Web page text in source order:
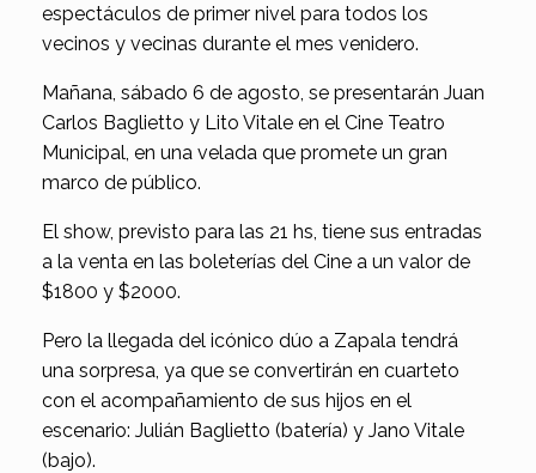
espectáculos de primer nivel para todos los
vecinos y vecinas durante el mes venidero.
Mañana, sábado 6 de agosto, se presentarán Juan
Carlos Baglietto y Lito Vitale en el Cine Teatro
Municipal, en una velada que promete un gran
marco de público.
El show, previsto para las 21 hs, tiene sus entradas
a la venta en las boleterías del Cine a un valor de
$1800 y $2000.
Pero la llegada del icónico dúo a Zapala tendrá
una sorpresa, ya que se convertirán en cuarteto
con el acompañamiento de sus hijos en el
escenario: Julián Baglietto (batería) y Jano Vitale
(bajo).